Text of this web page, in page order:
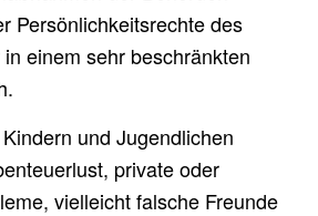
Persönlichkeitsrechte des
einem sehr beschränkten
und Jugendlichen
private oder
vielleicht falsche Freunde